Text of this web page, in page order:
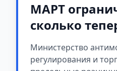
МАРТ
сколько
стоить
капуста и
Министерство
регулирования и